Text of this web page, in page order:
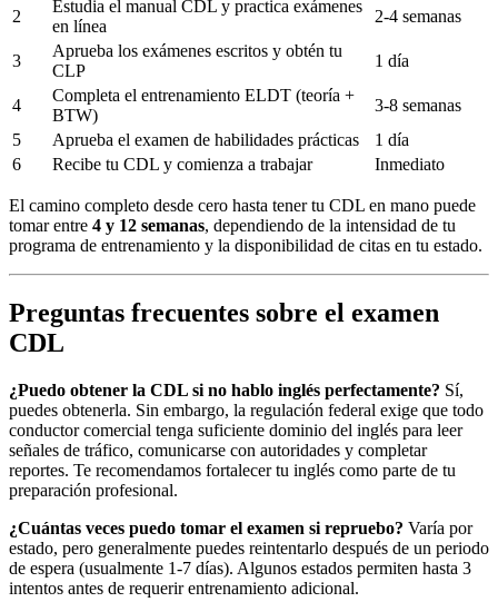
2
Estudia el manual CDL y practica exámenes
en línea
2-4 semanas
3
Aprueba los exámenes escritos y obtén tu
CLP
1 día
4
Completa el entrenamiento ELDT (teoría +
BTW)
3-8 semanas
5
Aprueba el examen de habilidades prácticas
1 día
6
Recibe tu CDL y comienza a trabajar Inmediato
El camino completo desde cero hasta tener tu CDL en mano puede
tomar entre 4 y 12 semanas, dependiendo de la intensidad de tu
programa de entrenamiento y la disponibilidad de citas en tu estado.
Preguntas frecuentes sobre el examen
CDL
¿Puedo obtener la CDL si no hablo inglés perfectamente? Sí,
puedes obtenerla. Sin embargo, la regulación federal exige que todo
conductor comercial tenga suficiente dominio del inglés para leer
señales de tráfico, comunicarse con autoridades y completar
reportes. Te recomendamos fortalecer tu inglés como parte de tu
preparación profesional.
¿Cuántas veces puedo tomar el examen si repruebo? Varía por
estado, pero generalmente puedes reintentarlo después de un periodo
de espera (usualmente 1-7 días). Algunos estados permiten hasta 3
intentos antes de requerir entrenamiento adicional.